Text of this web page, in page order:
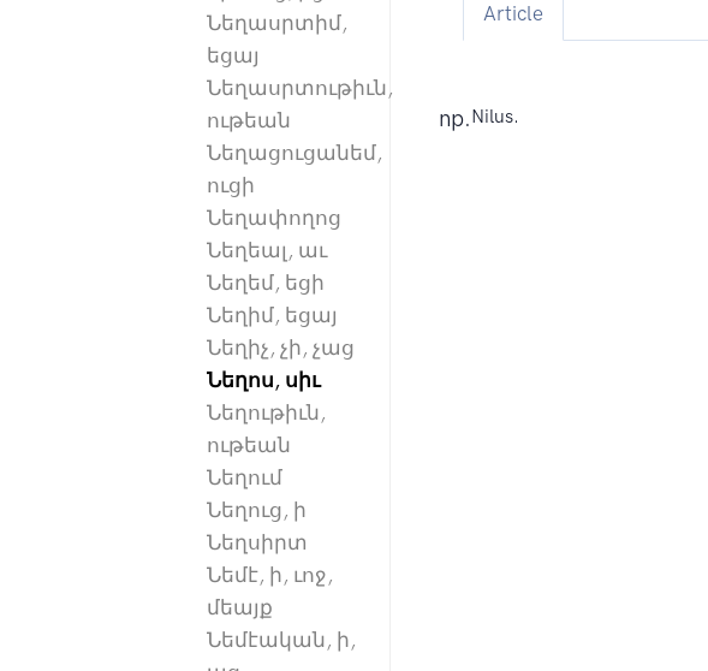
Նեղասրտիմ,
եցայ
Նեղասրտութիւն,
ութեան
Նեղացուցանեմ,
ուցի
Նեղափողոց
Նեղեալ, աւ
Նեղեմ, եցի
Նեղիմ, եցայ
Նեղիչ, չի, չաց
Նեղոս, սիւ
Նեղութիւն,
ութեան
Նեղում
Նեղուց, ի
Նեղսիրտ
Նեմէ, ի, ւոջ,
մեայք
Նեմէական, ի,
Article
np.Nilus.